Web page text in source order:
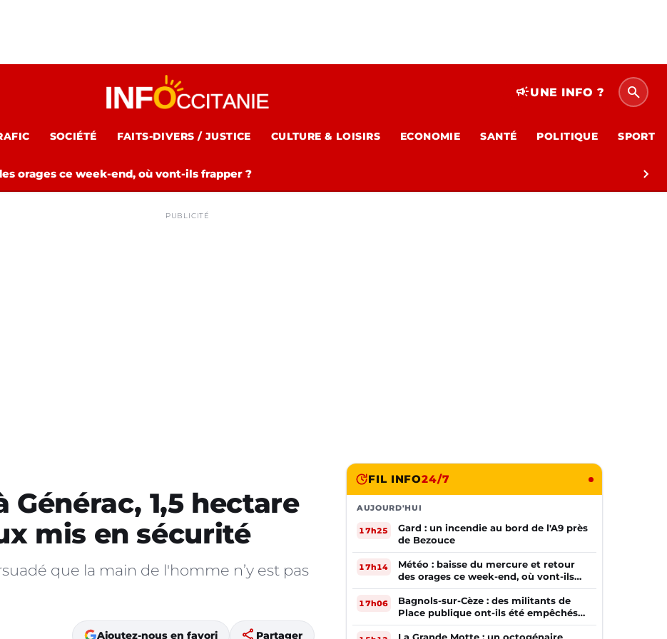
campaignUNE INFO ? search
SOCIÉTÉ FAITS-DIVERS / JUSTICE CULTURE & LOISIRS ECONOMIE SANTÉ POLITIQUE SPORT
orages ce week-end, où vont-ils frapper ? chevron_right
PUBLICITÉ
Générac, 1,5 hectare
mis en sécurité
que la main de l'homme n’y est pas
Ajoutez-nous en favori share Partager
FIL INFO24/7
AUJOURD'HUI
17h25
Gard : un incendie au bord de l'A9 près
de Bezouce
17h14
Météo : baisse du mercure et retour
des orages ce week-end, où vont-ils
frapper ?
17h06
Bagnols-sur-Cèze : des militants de
Place publique ont-ils été empêchés
de tracter par la mairie ?